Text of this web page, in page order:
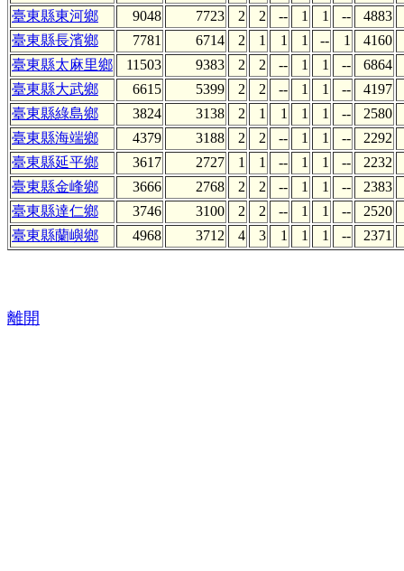
臺東縣東河鄉
9048 7723 2 2 -- 1 1 --
4883
臺東縣長濱鄉
7781 6714 2 1 1 1 -- 1
4160
臺東縣太麻里鄉
11503 9383 2 2 -- 1 1 --
6864
臺東縣大武鄉
6615 5399 2 2 -- 1 1 --
4197
臺東縣綠島鄉
3824 3138 2 1 1 1 1 --
2580
臺東縣海端鄉
4379 3188 2 2 -- 1 1 --
2292
臺東縣延平鄉
3617 2727 1 1 -- 1 1 --
2232
臺東縣金峰鄉
3666 2768 2 2 -- 1 1 --
2383
臺東縣達仁鄉
3746 3100 2 2 -- 1 1 --
2520
臺東縣蘭嶼鄉
4968 3712 4 3 1 1 1 -- 2371
離開